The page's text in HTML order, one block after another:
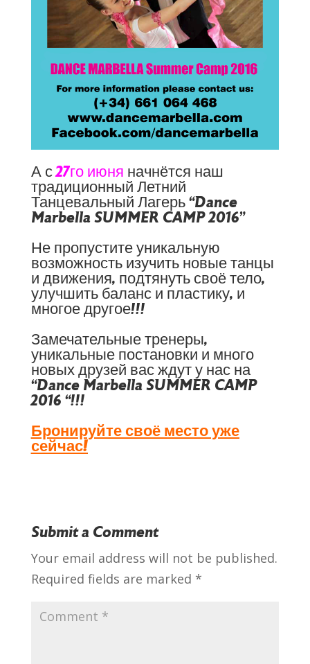
А с27го июня начнётся наш
традиционный Летний
Танцевальный Лагерь “Dance
Marbella SUMMER CAMP 2016”
Не пропустите уникальную
возможность изучить новые танцы
и движения, подтянуть своё тело,
улучшить баланс и пластику, и
многое другое!!!
Замечательные тренеры,
уникальные постановки и много
новых друзей вас ждут у нас на
“Dance Marbella SUMMER CAMP
2016 “!!!
Бронируйте своё место уже
сейчас!
Submit a Comment
Your email address will not be published.
Required fields are marked *